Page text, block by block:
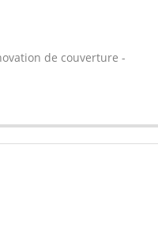
de couverture -